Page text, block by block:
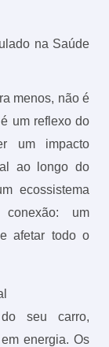
na Saúde
menos, não é
um reflexo do
um impacto
ao longo do
ecossistema
um
afetar todo o
seu carro,
energia. Os